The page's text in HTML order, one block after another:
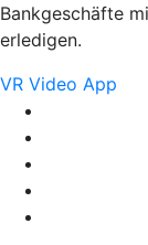
Bankgeschäfte
erledigen.
VR Video App